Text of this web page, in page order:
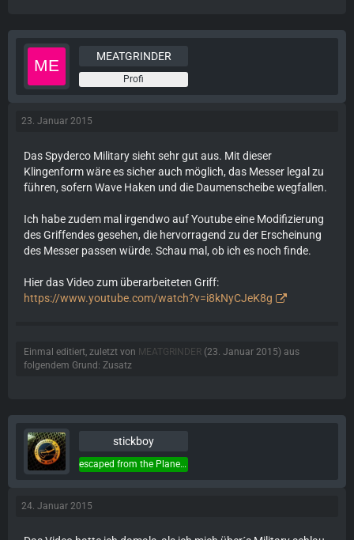
MEATGRINDER
Profi
23. Januar 2015
Das Spyderco Military sieht sehr gut aus. Mit dieser
Klingenform wäre es sicher auch möglich, das Messer legal zu
führen, sofern Wave Haken und die Daumenscheibe wegfallen.
Ich habe zudem mal irgendwo auf Youtube eine Modifizierung
des Griffendes gesehen, die hervorragend zu der Erscheinung
des Messer passen würde. Schau mal, ob ich es noch finde.
Hier das Video zum überarbeiteten Griff:
https://www.youtube.com/watch?v=i8kNyCJeK8g
Einmal editiert, zuletzt von MEATGRINDER (23. Januar 2015) aus
folgendem Grund: Zusatz
stickboy
escaped from the Planet of the Apes...
24. Januar 2015